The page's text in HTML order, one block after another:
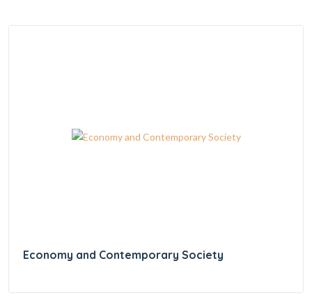
Economy and Contemporary Society